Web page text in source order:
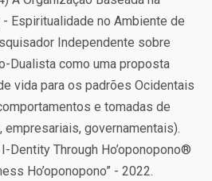
- Espiritualidade no Ambiente de
Independente sobre
Dualista como uma proposta
vida para os padrões Ocidentais
e tomadas de
governamentais).
Dentity Through Ho’oponopono®
Ho’oponopono” - 2022.